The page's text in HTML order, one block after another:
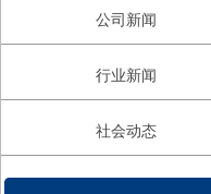
公司新闻
行业新闻
社会动态